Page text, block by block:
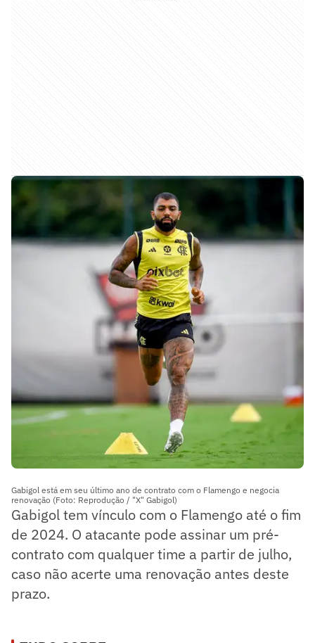
Gabigol está em seu último ano de contrato com o Flamengo e negocia
renovação (Foto: Reprodução / "X" Gabigol)
Gabigol tem vínculo com o Flamengo até o fim
de 2024. O atacante pode assinar um pré-
contrato com qualquer time a partir de julho,
caso não acerte uma renovação antes deste
prazo.